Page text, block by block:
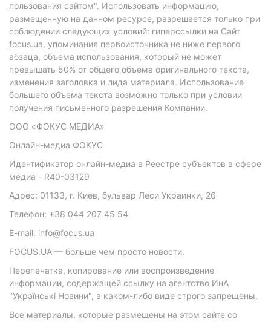
пользования сайтом". Использовать информацию,
размещенную на данном ресурсе, разрешается только при
соблюдении следующих условий: гиперссылки на Сайт
focus.ua, упоминания первоисточника не ниже первого
абзаца, объема использования, который не может
превышать 50% от общего объема оригинального текста,
изменения заголовка и лида материала. Использование
большего объема текста возможно только при условии
получения письменного разрешения Компании.
ООО «ФОКУС МЕДИА»
Онлайн-медиа ФОКУС
Идентификатор онлайн-медиа в Реестре субъектов в сфере
медиа - R40-03129
Адрес: 01133, г. Киев, бульвар Леси Украинки, 26
Телефон: +38 044 207 45 54
E-mail: info@focus.ua
FOCUS.UA — больше чем просто новости.
Перепечатка, копирование или воспроизведение
информации, содержащей ссылку на агентство ИнА
"Українські Новини", в каком-либо виде строго запрещены.
Все материалы, которые размещены на этом сайте со